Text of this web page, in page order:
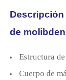
Descripción
de
Estructura
Cuerpo de